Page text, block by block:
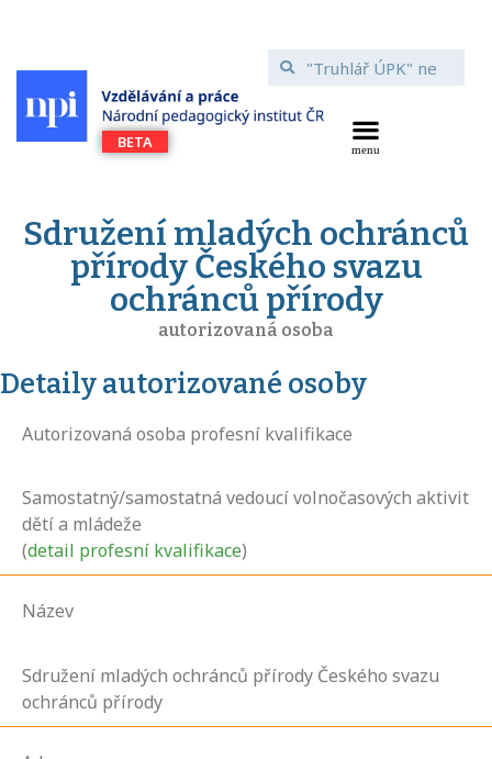
Sdružení mladých ochránců
přírody Českého svazu
ochránců přírody
autorizovaná osoba
Detaily autorizované osoby
Autorizovaná osoba profesní kvalifikace
Samostatný/samostatná vedoucí volnočasových aktivit
dětí a mládeže
(detail profesní kvalifikace)
Název
Sdružení mladých ochránců přírody Českého svazu
ochránců přírody